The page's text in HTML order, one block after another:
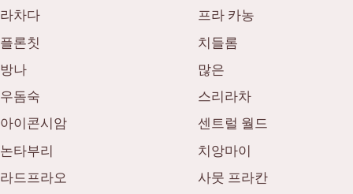
라차다
프라 카농
플론칫
치들롬
방나
많은
우돔숙
스리라차
아이콘시암
센트럴 월드
논타부리
치앙마이
라드프라오
사뭇 프라칸